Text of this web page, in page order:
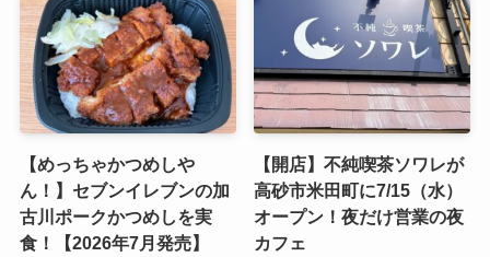
【めっちゃかつめしや
ん！】セブンイレブンの加
古川ポークかつめしを実
食！【2026年7月発売】
【開店】不純喫茶ソワレが
高砂市米田町に7/15（水）
オープン！夜だけ営業の夜
カフェ